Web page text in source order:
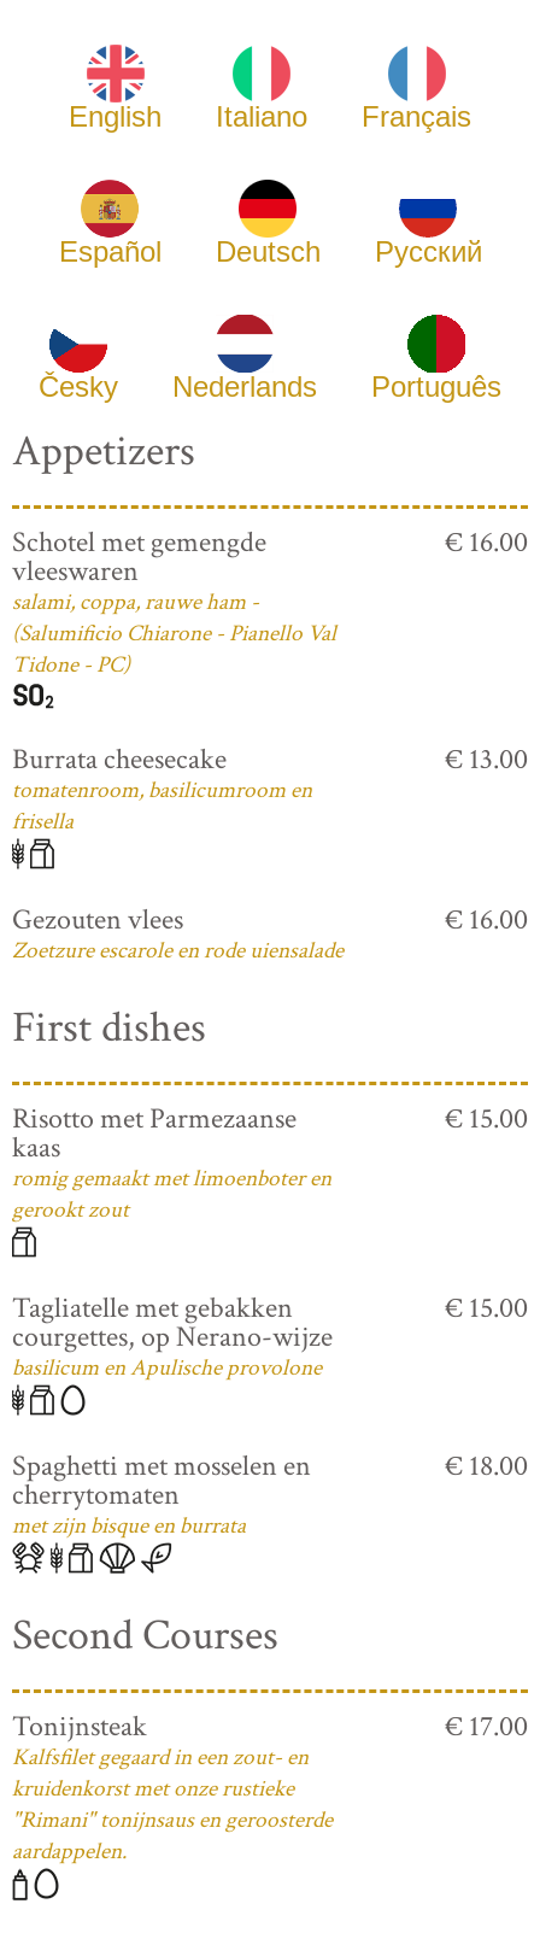
English Italiano Français
Español Deutsch Русский
Česky Nederlands Português
Appetizers
Schotel met gemengde
vleeswaren
salami, coppa, rauwe ham -
(Salumificio Chiarone - Pianello Val
Tidone - PC)
€ 16.00
Burrata cheesecake
tomatenroom, basilicumroom en
frisella
€ 13.00
Gezouten vlees
Zoetzure escarole en rode uiensalade
€ 16.00
First dishes
Risotto met Parmezaanse
kaas
romig gemaakt met limoenboter en
gerookt zout
€ 15.00
Tagliatelle met gebakken
courgettes, op Nerano-wijze
basilicum en Apulische provolone
€ 15.00
Spaghetti met mosselen en
cherrytomaten
met zijn bisque en burrata
€ 18.00
Second Courses
Tonijnsteak
Kalfsfilet gegaard in een zout- en
kruidenkorst met onze rustieke
"Rimani" tonijnsaus en geroosterde
aardappelen.
€ 17.00